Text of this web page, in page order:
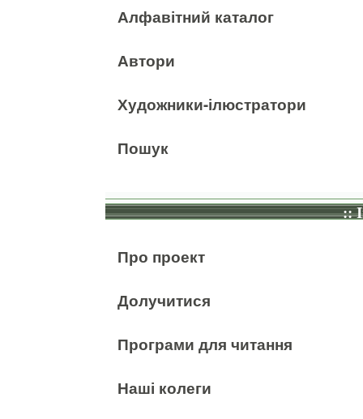
Алфавітний каталог
Автори
Художники-ілюстратори
Пошук
::
Про проект
Долучитися
Програми для читання
Наші колеги